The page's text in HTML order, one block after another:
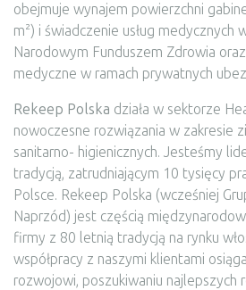
obejmuje wynajem powierzchni
m²) i świadczenie usług medycznych
Narodowym Funduszem Zdrowia
medyczne w ramach prywatnych
Rekeep Polska działa w sektorze
nowoczesne rozwiązania w zakresie
sanitarno- higienicznych. Jesteśmy
tradycją, zatrudniającym 10 tysięcy
Polsce. Rekeep Polska (wcześniej
Naprzód) jest częścią
firmy z 80 letnią tradycją na rynku
współpracy z naszymi klientami
rozwojowi, poszukiwaniu najlepszych